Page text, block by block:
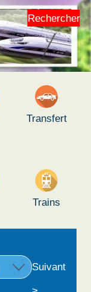
Rechercher
Transfert
Trains
Suivant